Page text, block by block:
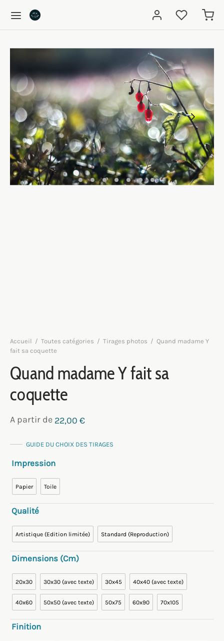
Accueil / Toutes catégories / Tirages photos / Quand madame Y
fait sa coquette
Quand madame Y fait sa
coquette
A partir de 22,00 €
GUIDE DU CHOIX DES TIRAGES
Impression
Papier Toile
Qualité
Artistique (Edition limitée) Standard (Reproduction)
Dimensions (cm)
20x30 30x30 (avec texte) 30x45 40x40 (avec texte)
40x60 50x50 (avec texte) 50x75 60x90 70x105
Finition